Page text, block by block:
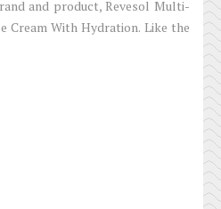
and product, Revesol Multi-
Cream With Hydration. Like the